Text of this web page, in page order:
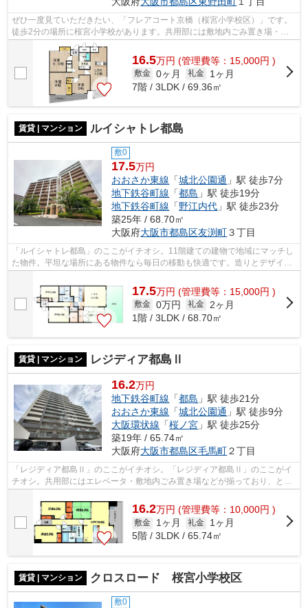
ぜひ一度見ていただきたい、「フレアコート京橋（桜宮小学校区）」です。
徒歩2分の場所に桜宮小学校があります。共用部には敷地内ごみ置き場・エ
レベータなど様々な設備やサービスが揃...
16.5万円 (管理費等：15,000円 )
敷金 0ヶ月 礼金
1ヶ月
7階 / 3LDK / 69.36㎡
賃貸 | マンション ルイシャトレ都島
敷0
17.5万円
おおさか東線 「城北公園通 」駅 徒歩7分
地下鉄谷町線 「都島 」駅 徒歩19分
地下鉄谷町線 「野江内代 」駅 徒歩23分
築25年 / 68.70㎡
大阪府大阪市都島区友渕町３丁目
「ルイシャトレ都島」のここがイチオシ。11階建ての建物で地域にマッチし
た物件。平坦な場所にある物件なら毎日の移動も快適です。造りとデザイン
17.5万円 (管理費等：15,000円 )
敷金 0万円 礼金
2ヶ月
1階 / 3LDK / 68.70㎡
賃貸 | マンション レジディア都島Ⅱ
16.2万円
地下鉄谷町線 「都島 」駅 徒歩21分
おおさか東線 「城北公園通 」駅 徒歩9分
大阪環状線 「桜ノ宮 」駅 徒歩25分
築19年 / 65.74㎡
大阪府大阪市都島区毛馬町２丁目
「レジディア都島Ⅱ」のここがイチオシ。「レジディア都島Ⅱ」のここがイ
チオシ。共用部にはエレベータ・敷地内ごみ置き場などが揃っており、とて
も充実しています。場所が平坦なのは、...
16.2万円 (管理費等：10,000円 )
敷金 1ヶ月 礼金
1ヶ月
5階 / 3LDK / 65.74㎡
賃貸 | マンション クロスロード 桜宮小学校区
敷0